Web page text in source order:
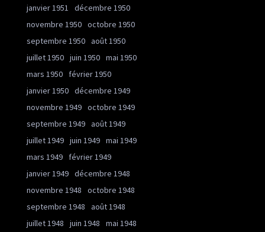
janvier 1951
décembre 1950
novembre 1950 octobre 1950
septembre 1950 août 1950
juillet 1950 juin 1950 mai 1950
mars 1950
février 1950
janvier 1950 décembre 1949
novembre 1949 octobre 1949
septembre 1949 août 1949
juillet 1949 juin 1949 mai 1949
mars 1949
février 1949
janvier 1949 décembre 1948
novembre 1948
octobre 1948
septembre 1948
août 1948
juillet 1948
juin 1948
mai 1948